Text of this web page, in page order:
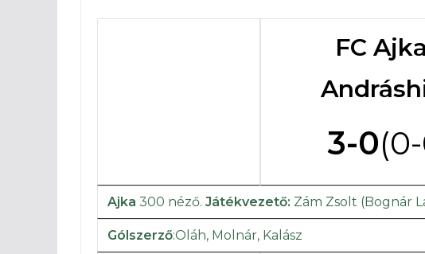
FC
3-0
Ajka 300 néző. Játékvezető: Zám Zsolt (Bognár
Gólszerző:Oláh, Molnár, Kalász